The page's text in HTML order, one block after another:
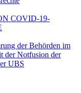
COVID-19-
der Behörden im
der Notfusion der
UBS